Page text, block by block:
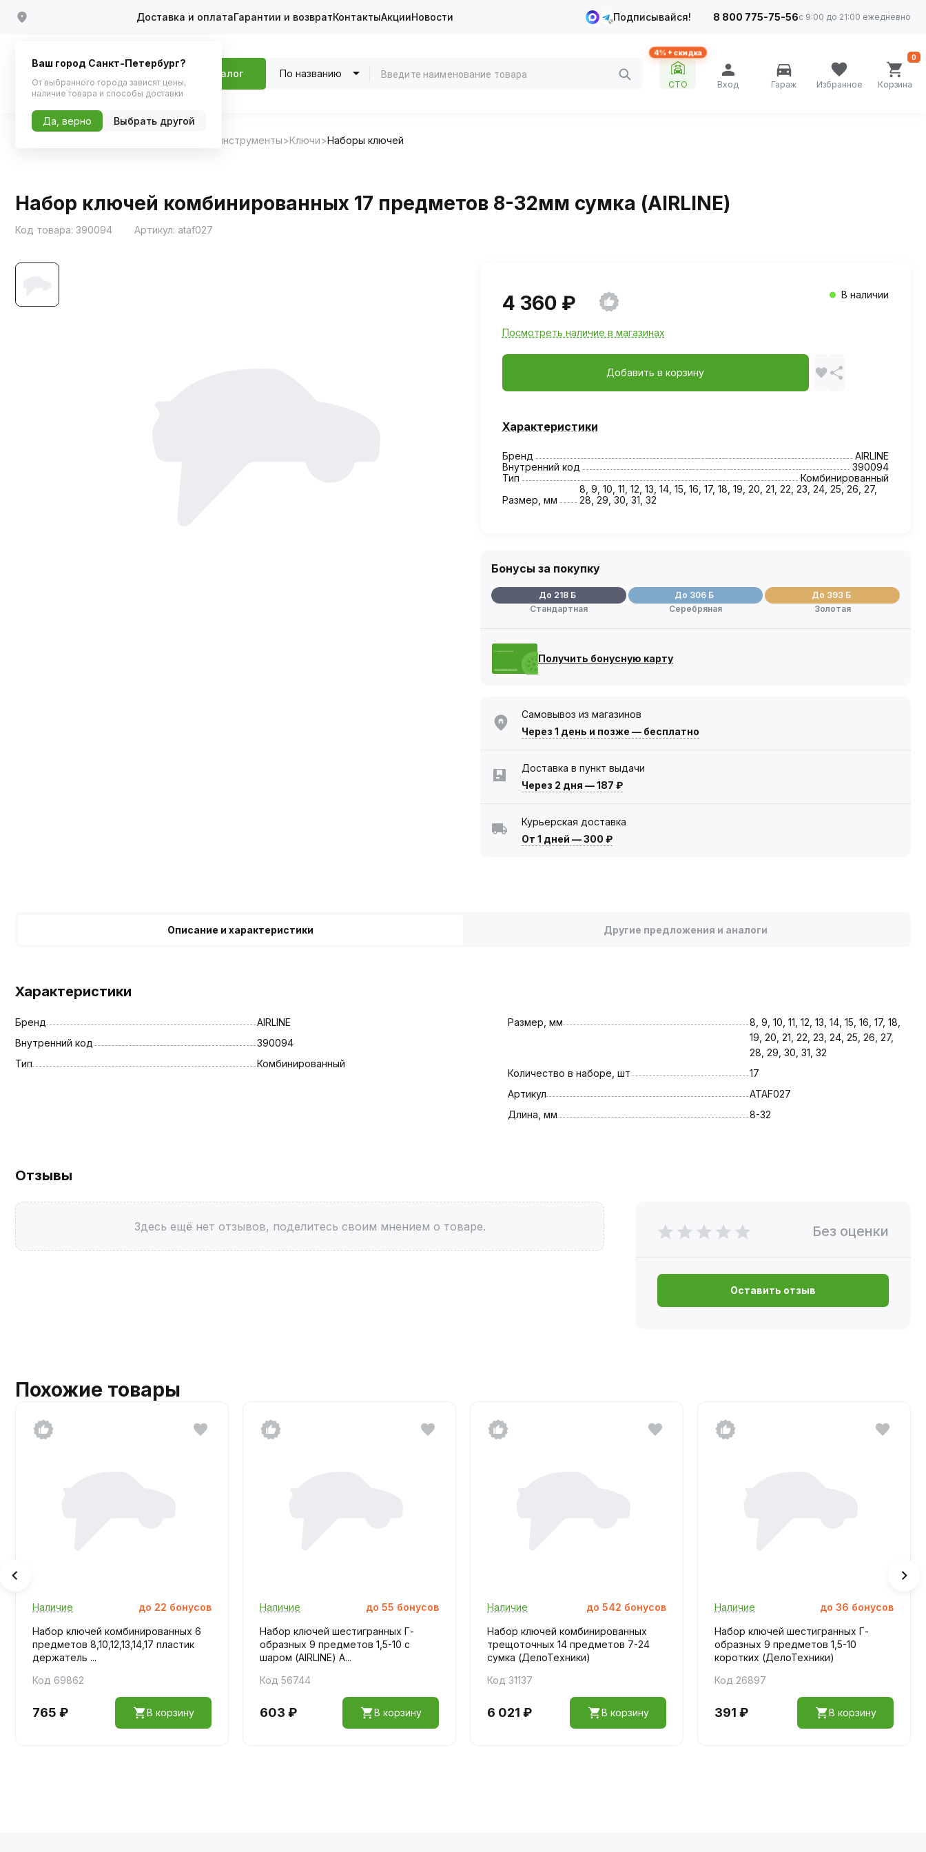
Доставка и оплатаГарантии и возвратКонтактыАкцииНовости Подписывайся! 8 800 775-75-56с 9:00 до 21:00 ежедневно
Каталог По названию
4%+ скидка
СТО Вход Гараж Избранное Корзина
0
Ручные инструменты Ключи Наборы ключей
Набор ключей комбинированных 17 предметов 8-32мм сумка (AIRLINE)
Код товара: 390094 Артикул: ataf027
4 360 ₽ В наличии
Посмотреть наличие в магазинах
Добавить в корзину
Характеристики
Бренд
AIRLINE
Внутренний код
390094
Тип
Комбинированный
Размер, мм
8, 9, 10, 11, 12, 13, 14, 15, 16, 17, 18, 19, 20, 21, 22, 23, 24, 25, 26, 27,
28, 29, 30, 31, 32
Бонусы за покупку
До 218 Б
Стандартная
До 306 Б
Серебряная
До 393 Б
Золотая
Получить бонусную карту
Самовывоз из магазинов
Через 1 день и позже — бесплатно
Доставка в пункт выдачи
Через 2 дня —187 ₽
Курьерская доставка
От 1 дней —300 ₽
Описание и характеристики Другие предложения и аналоги
Характеристики
Бренд
AIRLINE
Внутренний код
390094
Тип
Комбинированный
Размер, мм
8, 9, 10, 11, 12, 13, 14, 15, 16, 17, 18,
19, 20, 21, 22, 23, 24, 25, 26, 27,
28, 29, 30, 31, 32
Количество в наборе, шт
17
Артикул
ATAF027
Длина, мм
8-32
Отзывы
Здесь ещё нет отзывов, поделитесь своим мнением о товаре. Без оценки
Оставить отзыв
Похожие товары
Наличие до 22 бонусов
Набор ключей комбинированных 6
предметов 8,10,12,13,14,17 пластик
держатель ...
Код 69862
765 ₽ В корзину
Наличие до 55 бонусов
Набор ключей шестигранных Г-
образных 9 предметов 1,5-10 с
шаром (AIRLINE) A...
Код 56744
603 ₽ В корзину
Наличие до 542 бонусов
Набор ключей комбинированных
трещоточных 14 предметов 7-24
сумка (ДелоТехники)
Код 31137
6 021 ₽ В корзину
Наличие до 36 бонусов
Набор ключей шестигранных Г-
образных 9 предметов 1,5-10
коротких (ДелоТехники)
Код 26897
391 ₽ В корзину
Ваш город Санкт-Петербург?
От выбранного города зависят цены,
наличие товара и способы доставки
Да, верно Выбрать другой